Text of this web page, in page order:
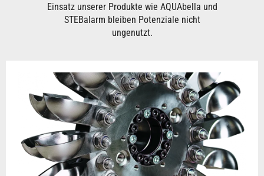
Einsatz unserer Produkte wie AQUAbella und
STEBalarm bleiben Potenziale nicht
ungenutzt.